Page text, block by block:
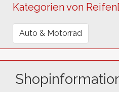
Kategorien von
Auto & Motorrad